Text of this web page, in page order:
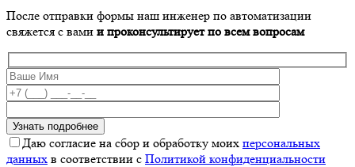
После отправки формы наш инженер по автоматизации
свяжется с вами и проконсультирует по всем вопросам
Даю согласие на сбор и обработку моих персональных
данных в соответствии с Политикой конфиденциальности